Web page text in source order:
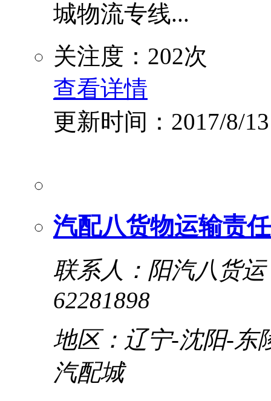
城物流专线...
关注度：202次
查看详情
更新时间：2017/8/13
汽配八货物运输责
联系人：阳汽八货运
62281898
地区：辽宁-沈阳-东
汽配城